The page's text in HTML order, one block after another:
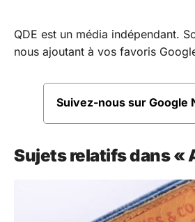
QDE est un média indépendant.
nous ajoutant à vos favoris
Suivez-nous sur Google
Sujets relatifs dans «